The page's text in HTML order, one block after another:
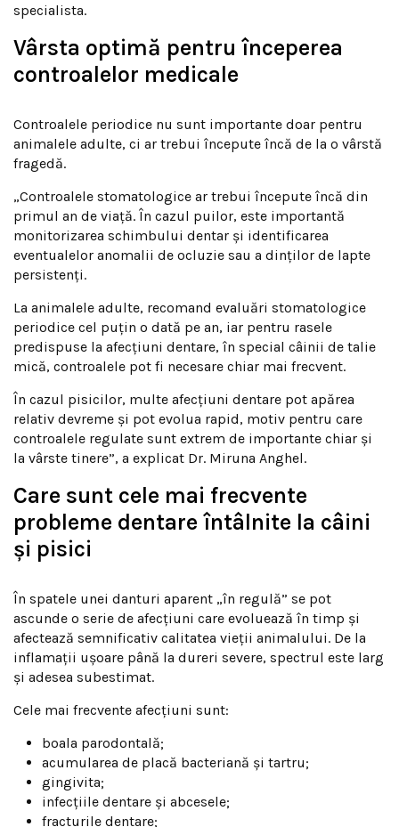
specialista.
Vârsta optimă pentru începerea
controalelor medicale
Controalele periodice nu sunt importante doar pentru
animalele adulte, ci ar trebui începute încă de la o vârstă
fragedă.
„Controalele stomatologice ar trebui începute încă din
primul an de viață. În cazul puilor, este importantă
monitorizarea schimbului dentar și identificarea
eventualelor anomalii de ocluzie sau a dinților de lapte
persistenți.
La animalele adulte, recomand evaluări stomatologice
periodice cel puțin o dată pe an, iar pentru rasele
predispuse la afecțiuni dentare, în special câinii de talie
mică, controalele pot fi necesare chiar mai frecvent.
În cazul pisicilor, multe afecțiuni dentare pot apărea
relativ devreme și pot evolua rapid, motiv pentru care
controalele regulate sunt extrem de importante chiar și
la vârste tinere”, a explicat Dr. Miruna Anghel.
Care sunt cele mai frecvente
probleme dentare întâlnite la câini
și pisici
În spatele unei danturi aparent „în regulă” se pot
ascunde o serie de afecțiuni care evoluează în timp și
afectează semnificativ calitatea vieții animalului. De la
inflamații ușoare până la dureri severe, spectrul este larg
și adesea subestimat.
Cele mai frecvente afecțiuni sunt:
boala parodontală;
acumularea de placă bacteriană și tartru;
gingivita;
infecțiile dentare și abcesele;
fracturile dentare;